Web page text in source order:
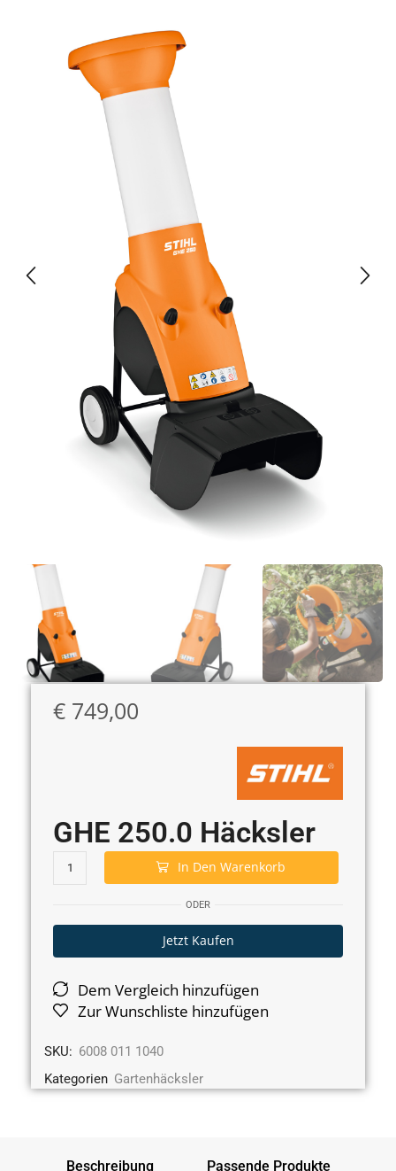
€ 749,00
GHE 250.0 Häcksler
In Den Warenkorb
ODER
Jetzt Kaufen
Dem Vergleich hinzufügen
Zur Wunschliste hinzufügen
SKU: 6008 011 1040
Kategorien Gartenhäcksler
Beschreibung Passende Produkte